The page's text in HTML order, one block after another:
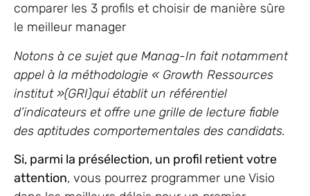
comparer les 3 profils et choisir de manière sûre
le meilleur manager
Notons à ce sujet que Manag-In fait notamment
appel à la méthodologie « Growth Ressources
institut »(GRI)qui établit un référentiel
d’indicateurs et offre une grille de lecture fiable
des aptitudes comportementales des candidats.
Si, parmi la présélection, un profil retient votre
attention, vous pourrez programmer une Visio